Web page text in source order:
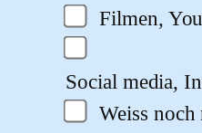
Filmen,
Social media,
Weiss